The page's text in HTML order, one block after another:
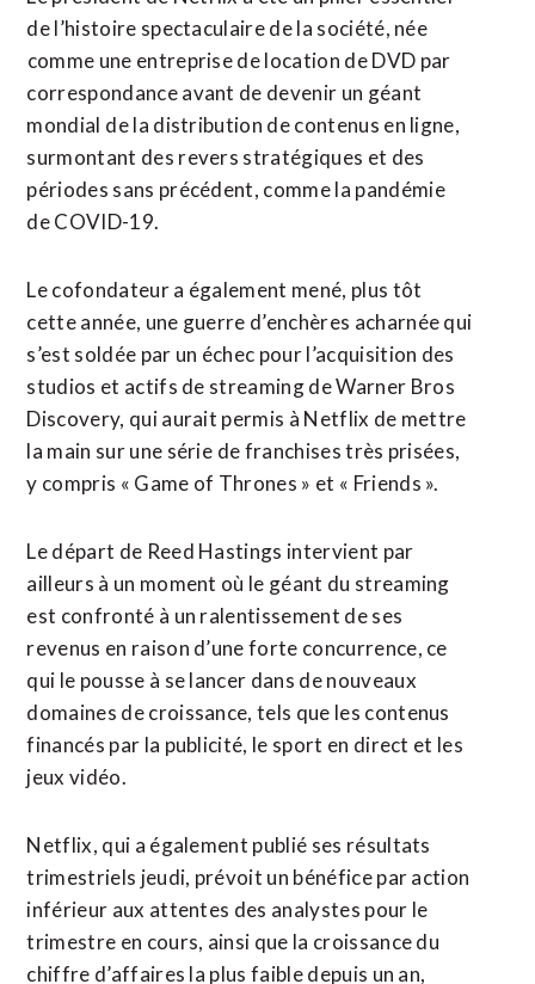
de l’histoire spectaculaire de la société, née
⁠comme une entreprise de location de DVD par
correspondance avant de devenir un géant
mondial ⁠de la distribution de contenus en ligne,
surmontant des revers stratégiques et des
périodes sans précédent, comme la pandémie
de COVID-19.
Le cofondateur a également mené, plus tôt
cette année, une guerre d’enchères acharnée qui
s’est soldée par un échec pour l’acquisition des
studios et actifs de streaming de Warner ⁠Bros
‌Discovery, qui aurait permis à Netflix de mettre
la main sur une série ⁠de franchises très prisées,
y compris « Game of Thrones » et « Friends ».
Le départ de ​Reed Hastings intervient ​par
ailleurs à un moment où le géant du streaming
est confronté à un ralentissement de ​ses
revenus en raison d’une forte concurrence, ce
qui le pousse à se lancer dans de nouveaux
domaines de croissance, tels ‌que les contenus
financés ​par la publicité, le sport en direct et les
jeux vidéo.
Netflix, qui a également publié ses résultats ​
trimestriels jeudi, prévoit un bénéfice par action
inférieur aux attentes des analystes pour le
trimestre en cours, ainsi que la croissance du
chiffre d’affaires la plus faible depuis un an,